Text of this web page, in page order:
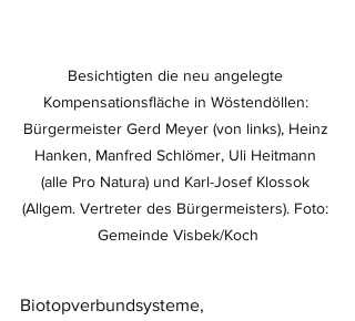
Besichtigten die neu angelegte
Kompensationsfläche in Wöstendöllen:
Bürgermeister Gerd Meyer (von links), Heinz
Hanken, Manfred Schlömer, Uli Heitmann
(alle Pro Natura) und Karl-Josef Klossok
(Allgem. Vertreter des Bürgermeisters). Foto:
Gemeinde Visbek/Koch
Biotopverbundsysteme,